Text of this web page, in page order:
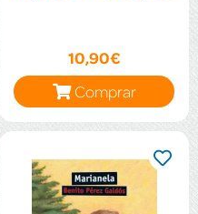
10,90€
Comprar